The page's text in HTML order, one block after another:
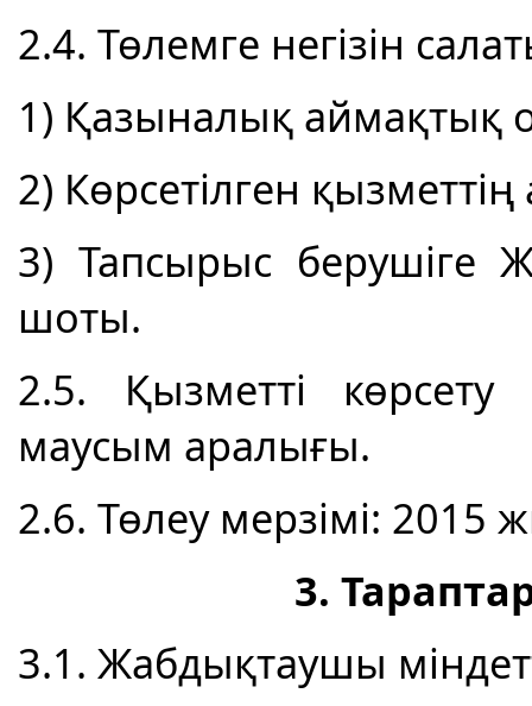
2.4. Төлемге негізін
1) Қазыналық аймақтық
2) Көрсетілген қызметтің
3) Тапсырыс берушіге
шоты.
2.5. Қызметті
маусым аралығы.
2.6. Төлеу мерзімі:
3.
3.1. Жабдықтаушы